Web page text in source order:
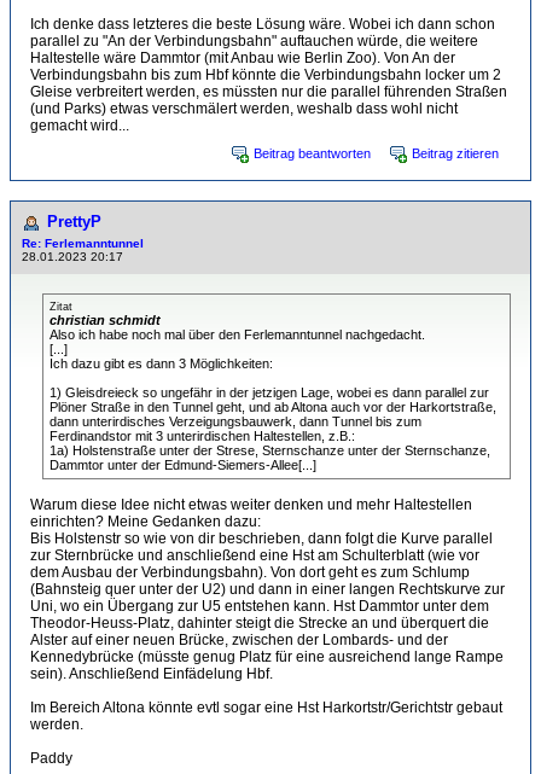
Ich denke dass letzteres die beste Lösung wäre. Wobei ich dann schon
parallel zu "An der Verbindungsbahn" auftauchen würde, die weitere
Haltestelle wäre Dammtor (mit Anbau wie Berlin Zoo). Von An der
Verbindungsbahn bis zum Hbf könnte die Verbindungsbahn locker um 2
Gleise verbreitert werden, es müssten nur die parallel führenden Straßen
(und Parks) etwas verschmälert werden, weshalb dass wohl nicht
gemacht wird...
Beitrag beantworten Beitrag zitieren
PrettyP
Re: Ferlemanntunnel
28.01.2023 20:17
Zitat
christian schmidt
Also ich habe noch mal über den Ferlemanntunnel nachgedacht.
[...]
Ich dazu gibt es dann 3 Möglichkeiten:
1) Gleisdreieck so ungefähr in der jetzigen Lage, wobei es dann parallel zur
Plöner Straße in den Tunnel geht, und ab Altona auch vor der Harkortstraße,
dann unterirdisches Verzeigungsbauwerk, dann Tunnel bis zum
Ferdinandstor mit 3 unterirdischen Haltestellen, z.B.:
1a) Holstenstraße unter der Strese, Sternschanze unter der Sternschanze,
Dammtor unter der Edmund-Siemers-Allee[...]
Warum diese Idee nicht etwas weiter denken und mehr Haltestellen
einrichten? Meine Gedanken dazu:
Bis Holstenstr so wie von dir beschrieben, dann folgt die Kurve parallel
zur Sternbrücke und anschließend eine Hst am Schulterblatt (wie vor
dem Ausbau der Verbindungsbahn). Von dort geht es zum Schlump
(Bahnsteig quer unter der U2) und dann in einer langen Rechtskurve zur
Uni, wo ein Übergang zur U5 entstehen kann. Hst Dammtor unter dem
Theodor-Heuss-Platz, dahinter steigt die Strecke an und überquert die
Alster auf einer neuen Brücke, zwischen der Lombards- und der
Kennedybrücke (müsste genug Platz für eine ausreichend lange Rampe
sein). Anschließend Einfädelung Hbf.
Im Bereich Altona könnte evtl sogar eine Hst Harkortstr/Gerichtstr gebaut
werden.
Paddy